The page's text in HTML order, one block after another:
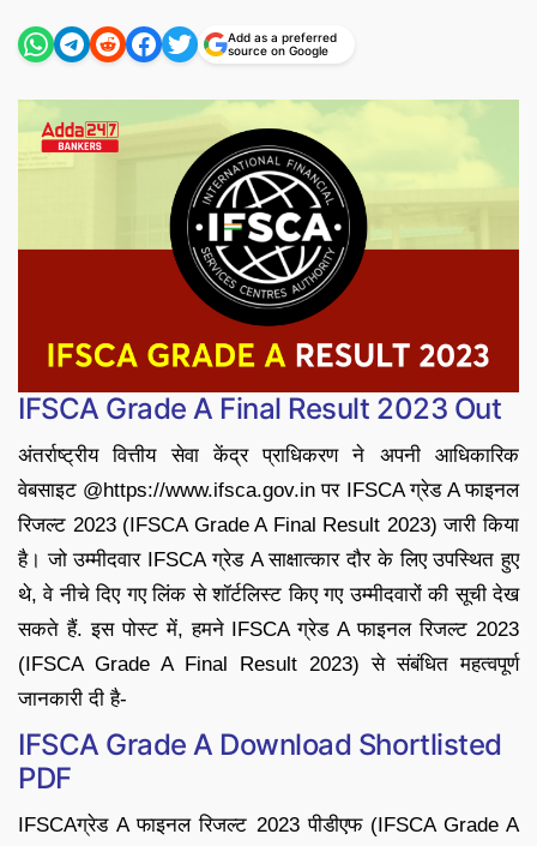
Add as a preferred
source on Google
IFSCA Grade A Final Result 2023 Out
अंतर्राष्ट्रीय वित्तीय सेवा केंद्र प्राधिकरण ने अपनी आधिकारिक
वेबसाइट @https://www.ifsca.gov.in पर IFSCA ग्रेड A फाइनल
रिजल्ट 2023 (IFSCA Grade A Final Result 2023) जारी किया
है। जो उम्मीदवार IFSCA ग्रेड A साक्षात्कार दौर के लिए उपस्थित हुए
थे, वे नीचे दिए गए लिंक से शॉर्टलिस्ट किए गए उम्मीदवारों की सूची देख
सकते हैं. इस पोस्ट में, हमने IFSCA ग्रेड A फाइनल रिजल्ट 2023
(IFSCA Grade A Final Result 2023) से संबंधित महत्वपूर्ण
जानकारी दी है-
IFSCA Grade A Download Shortlisted
PDF
IFSCAग्रेड A फाइनल रिजल्ट 2023 पीडीएफ (IFSCA Grade A